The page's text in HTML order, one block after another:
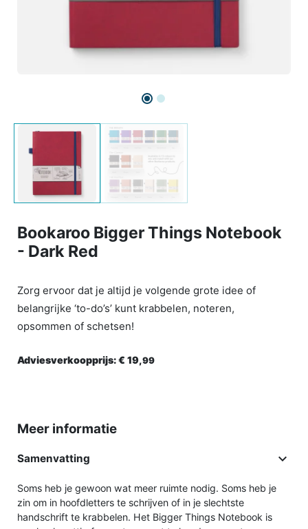
Bookaroo Bigger Things Notebook
- Dark Red
Zorg ervoor dat je altijd je volgende grote idee of
belangrijke ‘to-do’s’ kunt krabbelen, noteren,
opsommen of schetsen!
Adviesverkoopprijs:€ 19,99
Meer informatie
Samenvatting 
Soms heb je gewoon wat meer ruimte nodig. Soms heb je
zin om in hoofdletters te schrijven of in je slechtste
handschrift te krabbelen. Het Bigger Things Notebook is